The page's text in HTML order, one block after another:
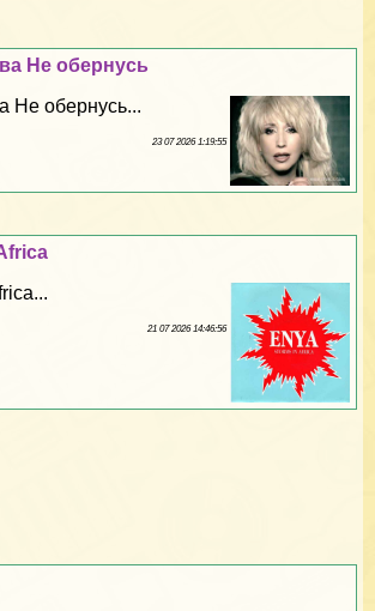
Не обернусь
Не обернусь...
23 07 2026 1:19:55
21 07 2026 14:46:56